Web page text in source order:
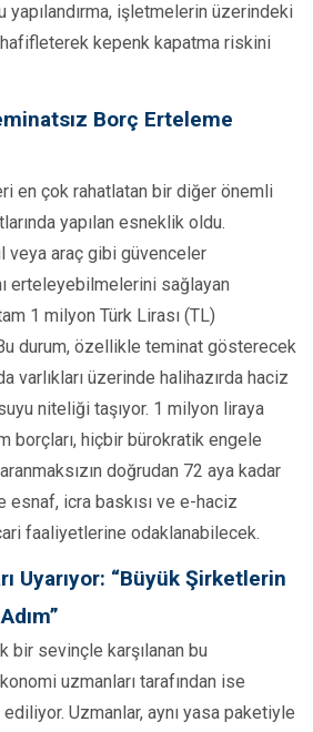
yapılandırma, işletmelerin üzerindeki
hafifleterek kepenk kapatma riskini
Borç Erteleme
en çok rahatlatan bir diğer önemli
yapılan esneklik oldu.
veya araç gibi güvenceler
erteleyebilmelerini sağlayan
1 milyon Türk Lirası (TL)
durum, özellikle teminat gösterecek
varlıkları üzerinde halihazırda haciz
niteliği taşıyor. 1 milyon liraya
borçları, hiçbir bürokratik engele
doğrudan 72 aya kadar
esnaf, icra baskısı ve e-haciz
faaliyetlerine odaklanabilecek.
Uyarıyor: “Büyük Şirketlerin
bir sevinçle karşılanan bu
uzmanları tarafından ise
Uzmanlar, aynı yasa paketiyle